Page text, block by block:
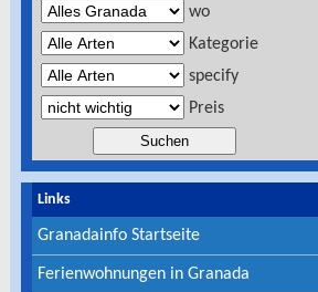
wo
Kategorie
specify
Preis
Links
Granadainfo Startseite
Ferienwohnungen in Granada